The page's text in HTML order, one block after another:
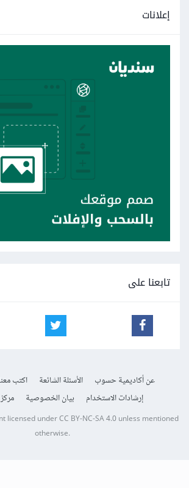
إعلانات
تابعنا على
عن أكاديمية حسوب الأسئلة الشائعة اكتب
إرشادات الاستخدام
بيان الخصوصية
licensed underCC BY-NC-SA 4.0unless mentioned
otherwise.